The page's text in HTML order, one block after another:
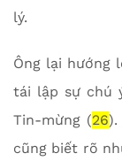
lý.
Ông lại hướng
tái lập sự chú
Tin-mừng (26).
cũng biết rõ